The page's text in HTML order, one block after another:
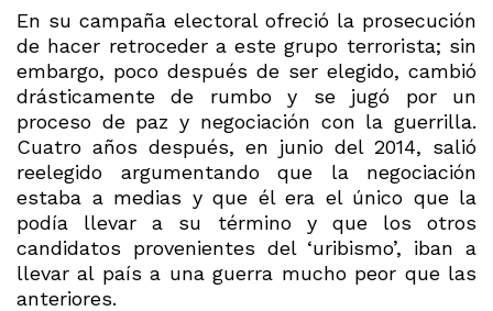
En su campaña electoral ofreció la prosecución
de hacer retroceder a este grupo terrorista; sin
embargo, poco después de ser elegido, cambió
drásticamente de rumbo y se jugó por un
proceso de paz y negociación con la guerrilla.
Cuatro años después, en junio del 2014, salió
reelegido argumentando que la negociación
estaba a medias y que él era el único que la
podía llevar a su término y que los otros
candidatos provenientes del ‘uribismo’, iban a
llevar al país a una guerra mucho peor que las
anteriores.